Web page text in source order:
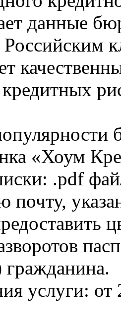
данные
«Хоум
.pdf
почту,
гражданина.
услуги: от